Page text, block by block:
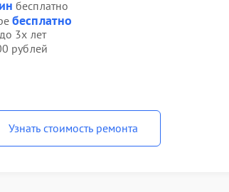
бесплатно
бесплатно
3х лет
рублей
Узнать стоимость ремонта